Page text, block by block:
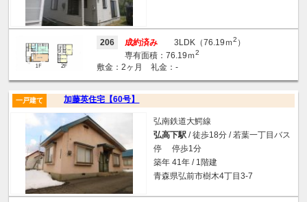
206 成約済み 3LDK（76.19ｍ2 ）
専有面積：76.19ｍ2
敷金：2ヶ月 礼金：-
加藤英住宅【60号】
一戸建て
弘南鉄道大鰐線
弘高下駅 / 徒歩18分 / 若葉一丁目バス
停 停歩1分
築年 41年 / 1階建
青森県弘前市樹木4丁目3-7